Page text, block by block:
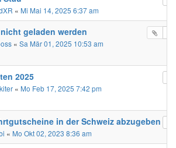
« Mi Mai 14, 2025 6:37 am
geladen werden
« Sa Mär 01, 2025 10:53 am
2025
« Mo Feb 17, 2025 7:42 pm
in der Schweiz abzugeben
« Mo Okt 02, 2023 8:36 am